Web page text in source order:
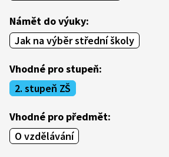
Námět do výuky:
Jak na výběr střední školy
Vhodné pro stupeň:
2. stupeň ZŠ
Vhodné pro předmět:
O vzdělávání